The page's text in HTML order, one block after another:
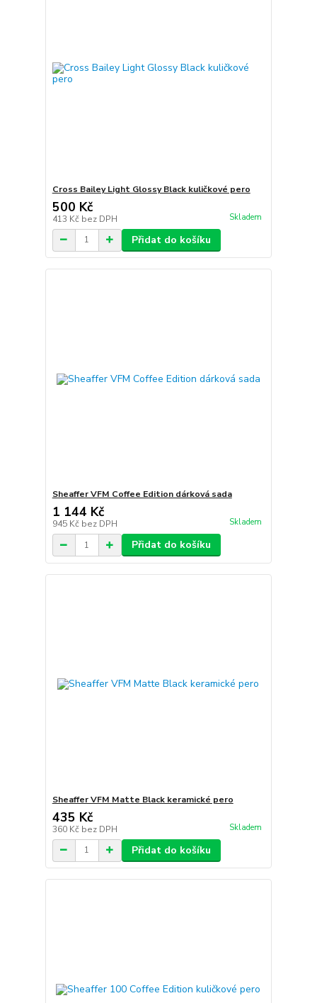
Cross Bailey Light Glossy Black kuličkové pero
500 Kč
413 Kč bez DPH Skladem
Přidat do košíku
Sheaffer VFM Coffee Edition dárková sada
1 144 Kč
945 Kč bez DPH Skladem
Přidat do košíku
Sheaffer VFM Matte Black keramické pero
435 Kč
360 Kč bez DPH Skladem
Přidat do košíku